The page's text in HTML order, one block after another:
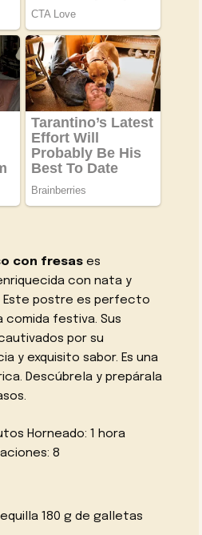
con fresas es
con nata y
Este postre es perfecto
festiva. Sus
por su
y exquisito sabor. Es una
Descúbrela y prepárala
Horneado: 1 hora
8
180 g de galletas